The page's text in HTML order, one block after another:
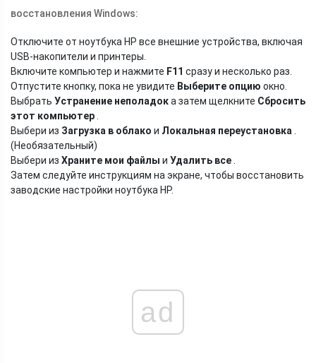
восстановления Windows:
Отключите от ноутбука HP все внешние устройства, включая
USB-накопители и принтеры.
Включите компьютер и нажмите F11 сразу и несколько раз.
Отпустите кнопку, пока не увидите Выберите опцию окно.
Выбрать Устранение неполадока затем щелкните Сбросить
этот компьютер
Выбери из Загрузка в облако и Локальная переустановка
(Необязательный)
Выбери из Храните мои файлы и Удалить все
Затем следуйте инструкциям на экране, чтобы восстановить
заводские настройки ноутбука HP.
ad